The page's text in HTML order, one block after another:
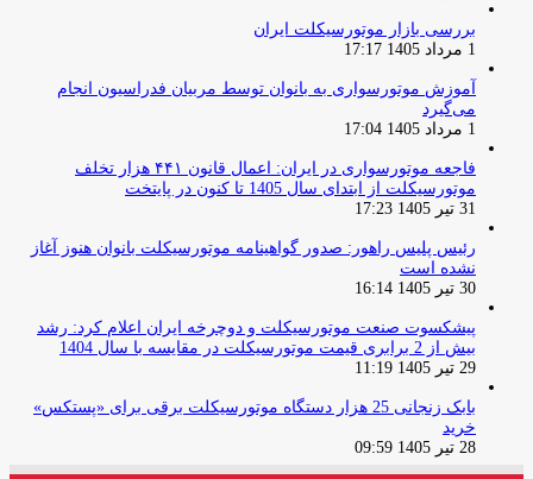
بررسی بازار موتورسیکلت ایران
1 مرداد 1405 17:17
آموزش موتورسواری به بانوان توسط مربیان فدراسیون انجام
می‌گیرد
1 مرداد 1405 17:04
فاجعه موتورسواری در ایران: اعمال قانون ۴۴۱ هزار تخلف
موتورسیکلت از ابتدای سال 1405 تا کنون در پایتخت
31 تیر 1405 17:23
رئیس پلیس راهور: صدور گواهینامه موتورسیکلت بانوان هنوز آغاز
نشده است
30 تیر 1405 16:14
پیشکسوت صنعت موتورسیکلت و دوچرخه ایران اعلام کرد: رشد
بیش از 2 برابری قیمت موتورسیکلت در مقایسه با سال 1404
29 تیر 1405 11:19
بابک زنجانی 25 هزار دستگاه موتورسیکلت برقی برای «پستکس»
خرید
28 تیر 1405 09:59